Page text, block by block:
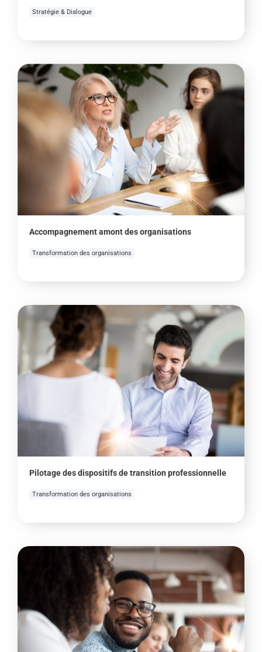
Stratégie & Dialogue
Accompagnement amont des organisations
Transformation des organisations
Pilotage des dispositifs de transition professionnelle
Transformation des organisations